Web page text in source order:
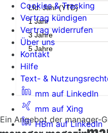
Lfd. Jahr (YTD)
1 Jahr
3 Jahre
5 Jahre
Ein Angebot der manager-
Cookies & Tracking
Vertrag kündigen
Vertrag widerrufen
Über uns
Kontakt
Hilfe
Text- &
mm auf LinkedIn
mm auf Xing
HBm auf LinkedIn